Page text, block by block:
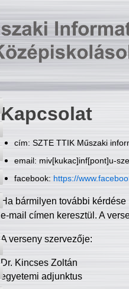
Kapcsolat
cím: SZTE TTIK Műszaki
email: miv[kukac]inf[pont]u-
facebook: https://
Ha bármilyen további
e-mail címen keresztül. A
A verseny szervezője:
Dr. Kincses Zoltán
egyetemi adjunktus